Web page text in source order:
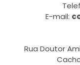
E-mail:
Rua Doutor